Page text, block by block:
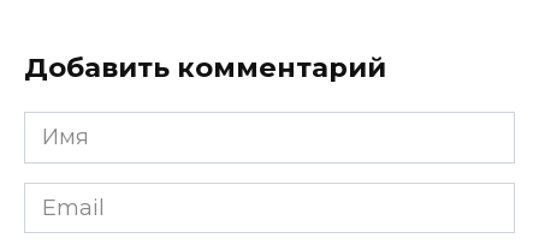
Добавить комментарий
Имя
*
Email
*